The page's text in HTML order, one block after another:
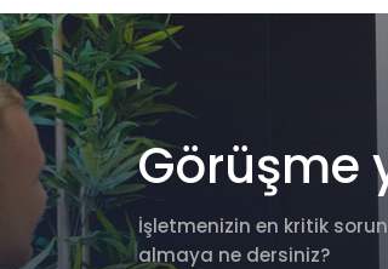
Görüşme
İşletmenizin en kritik
almaya ne dersiniz?